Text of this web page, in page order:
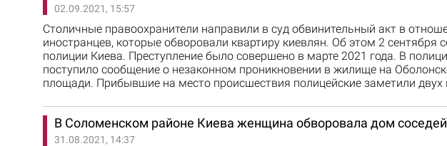
02.09.2021, 15:57
Столичные правоохранители направили в суд обвинительный акт в
иностранцев, которые обворовали квартиру киевлян. Об этом 2 сентября
полиции Киева. Преступление было совершено в марте 2021 года. В
поступило сообщение о незаконном проникновении в жилище на
площади. Прибывшие на место происшествия полицейские заметили
В Соломенском районе Киева женщина обворовала дом соседей
31.08.2021, 14:37